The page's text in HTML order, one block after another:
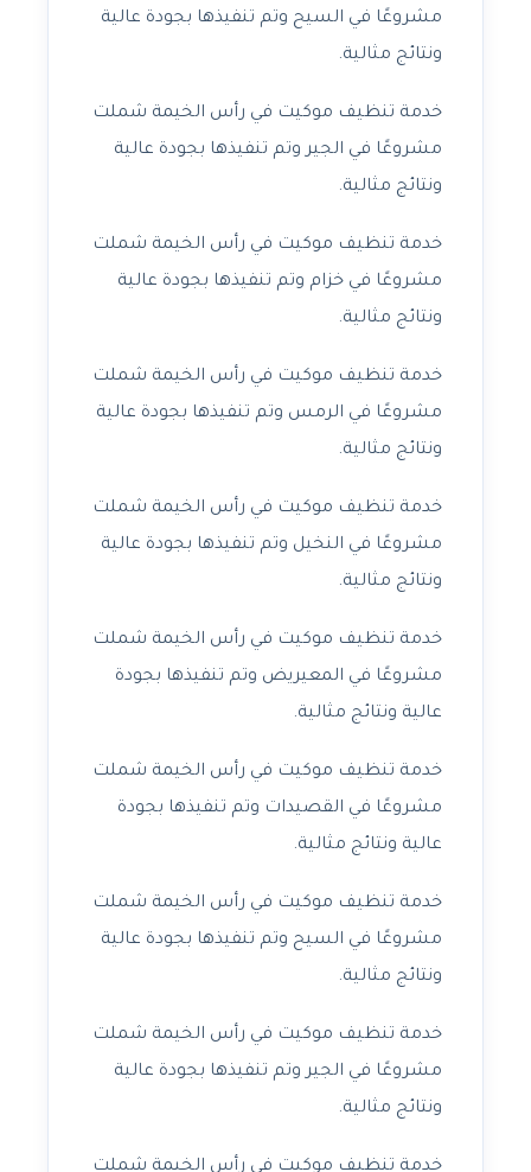
مشروعًا في السيح وتم تنفيذها بجودة عالية
ونتائج مثالية.
خدمة تنظيف موكيت في رأس الخيمة شملت
مشروعًا في الجير وتم تنفيذها بجودة عالية
ونتائج مثالية.
خدمة تنظيف موكيت في رأس الخيمة شملت
مشروعًا في خزام وتم تنفيذها بجودة عالية
ونتائج مثالية.
خدمة تنظيف موكيت في رأس الخيمة شملت
مشروعًا في الرمس وتم تنفيذها بجودة عالية
ونتائج مثالية.
خدمة تنظيف موكيت في رأس الخيمة شملت
مشروعًا في النخيل وتم تنفيذها بجودة عالية
ونتائج مثالية.
خدمة تنظيف موكيت في رأس الخيمة شملت
مشروعًا في المعيريض وتم تنفيذها بجودة
عالية ونتائج مثالية.
خدمة تنظيف موكيت في رأس الخيمة شملت
مشروعًا في القصيدات وتم تنفيذها بجودة
عالية ونتائج مثالية.
خدمة تنظيف موكيت في رأس الخيمة شملت
مشروعًا في السيح وتم تنفيذها بجودة عالية
ونتائج مثالية.
خدمة تنظيف موكيت في رأس الخيمة شملت
مشروعًا في الجير وتم تنفيذها بجودة عالية
ونتائج مثالية.
خدمة تنظيف موكيت في رأس الخيمة شملت